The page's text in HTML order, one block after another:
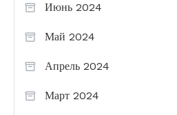
Июнь 2024
Май 2024
Апрель 2024
Март 2024